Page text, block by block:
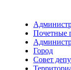
Почетные
Город
Совет